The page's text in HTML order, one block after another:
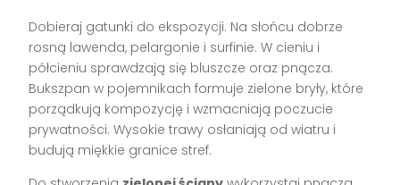
Dobieraj gatunki do ekspozycji. Na słońcu dobrze
rosną lawenda, pelargonie i surfinie. W cieniu i
półcieniu sprawdzają się bluszcze oraz pnącza.
Bukszpan w pojemnikach formuje zielone bryły, które
porządkują kompozycję i wzmacniają poczucie
prywatności. Wysokie trawy osłaniają od wiatru i
budują miękkie granice stref.